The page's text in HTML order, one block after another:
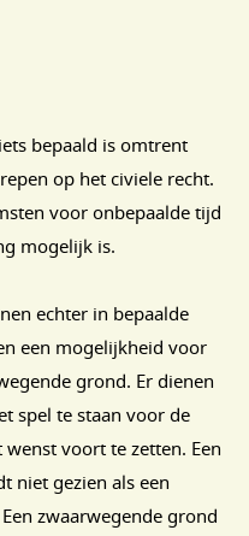
bepaald is omtrent
op het civiele recht.
voor onbepaalde tijd
mogelijk is.
echter in bepaalde
een mogelijkheid voor
grond. Er dienen
spel te staan voor de
voort te zetten. Een
niet gezien als een
zwaarwegende grond